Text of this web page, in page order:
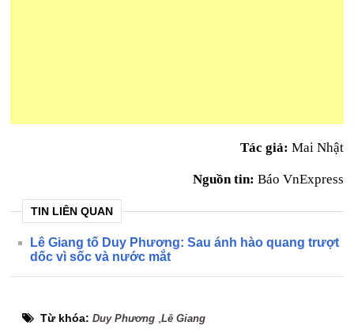
Tác giả: Mai Nhật
Nguồn tin: Báo VnExpress
TIN LIÊN QUAN
Lê Giang tố Duy Phương: Sau ánh hào quang trượt
dốc vì sốc và nước mắt
Từ khóa:Duy Phương ,Lê Giang